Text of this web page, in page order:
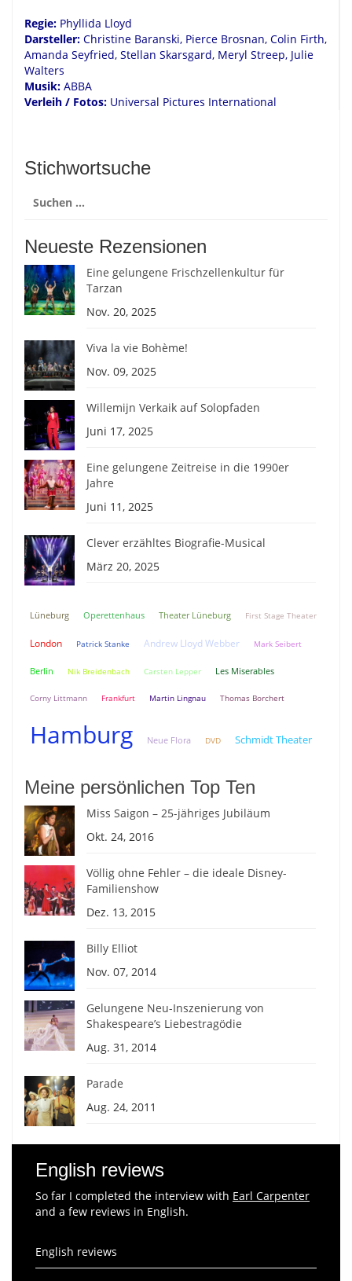
Regie: Phyllida Lloyd
Darsteller: Christine Baranski, Pierce Brosnan, Colin Firth,
Amanda Seyfried, Stellan Skarsgard, Meryl Streep, Julie
Walters
Musik: ABBA
Verleih / Fotos: Universal Pictures International
Stichwortsuche
nach:
Neueste Rezensionen
Eine gelungene Frischzellenkultur für
Tarzan
Nov. 20, 2025
Viva la vie Bohème!
Nov. 09, 2025
Willemijn Verkaik auf Solopfaden
Juni 17, 2025
Eine gelungene Zeitreise in die 1990er
Jahre
Juni 11, 2025
Clever erzähltes Biografie-Musical
März 20, 2025
Lüneburg Operettenhaus Theater Lüneburg First Stage Theater
London Patrick Stanke Andrew Lloyd Webber Mark Seibert
Berlin Nik Breidenbach Carsten Lepper Les Miserables
Corny Littmann Frankfurt Martin Lingnau Thomas Borchert
Hamburg Neue Flora DVD Schmidt Theater
Meine persönlichen Top Ten
Miss Saigon – 25-jähriges Jubiläum
Okt. 24, 2016
Völlig ohne Fehler – die ideale Disney-
Familienshow
Dez. 13, 2015
Billy Elliot
Nov. 07, 2014
Gelungene Neu-Inszenierung von
Shakespeare’s Liebestragödie
Aug. 31, 2014
Parade
Aug. 24, 2011
English reviews
So far I completed the interview with Earl Carpenter
and a few reviews in English.
English reviews